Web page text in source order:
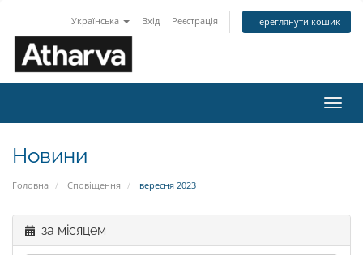
Українська Вхід Реєстрація Переглянути кошик
Новини
Головна Сповіщення вересня 2023
за місяцем